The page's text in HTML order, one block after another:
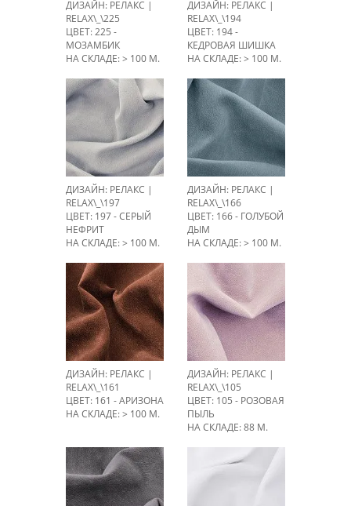
ДИЗАЙН: РЕЛАКС |
RELAX\_\225
ЦВЕТ: 225 -
МОЗАМБИК
НА СКЛАДЕ: > 100 М.
ДИЗАЙН: РЕЛАКС |
RELAX\_\194
ЦВЕТ: 194 -
КЕДРОВАЯ ШИШКА
НА СКЛАДЕ: > 100 М.
ДИЗАЙН: РЕЛАКС |
RELAX\_\197
ЦВЕТ: 197 - СЕРЫЙ
НЕФРИТ
НА СКЛАДЕ: > 100 М.
ДИЗАЙН: РЕЛАКС |
RELAX\_\166
ЦВЕТ: 166 - ГОЛУБОЙ
ДЫМ
НА СКЛАДЕ: > 100 М.
ДИЗАЙН: РЕЛАКС |
RELAX\_\161
ЦВЕТ: 161 - АРИЗОНА
НА СКЛАДЕ: > 100 М.
ДИЗАЙН: РЕЛАКС |
RELAX\_\105
ЦВЕТ: 105 - РОЗОВАЯ
ПЫЛЬ
НА СКЛАДЕ: 88 М.